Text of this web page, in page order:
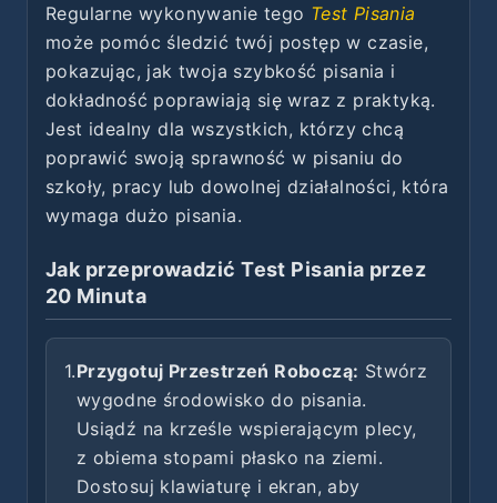
Regularne wykonywanie tego Test Pisania
może pomóc śledzić twój postęp w czasie,
pokazując, jak twoja szybkość pisania i
dokładność poprawiają się wraz z praktyką.
Jest idealny dla wszystkich, którzy chcą
poprawić swoją sprawność w pisaniu do
szkoły, pracy lub dowolnej działalności, która
wymaga dużo pisania.
Jak przeprowadzić Test Pisania przez
20 Minuta
1.Przygotuj Przestrzeń Roboczą: Stwórz
wygodne środowisko do pisania.
Usiądź na krześle wspierającym plecy,
z obiema stopami płasko na ziemi.
Dostosuj klawiaturę i ekran, aby